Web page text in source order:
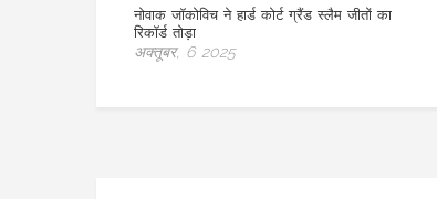
नोवाक जॉकोविच ने हार्ड कोर्ट ग्रैंड स्लैम जीतों का
रिकॉर्ड तोड़ा
अक्तूबर, 6 2025